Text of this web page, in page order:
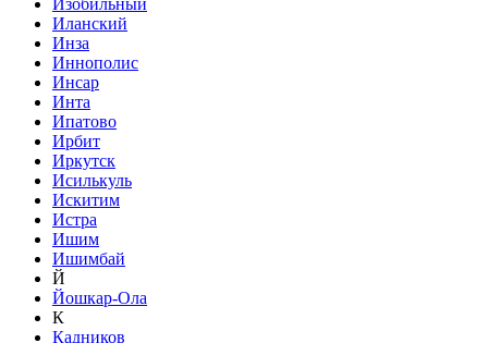
Иланский
Инза
Иннополис
Инсар
Инта
Ипатово
Ирбит
Иркутск
Исилькуль
Искитим
Истра
Ишим
Ишимбай
Й
Йошкар-Ола
К
Кадников